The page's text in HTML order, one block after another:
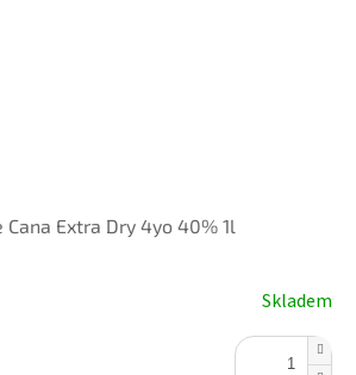
Cana Extra Dry 4yo 40% 1l
Skladem